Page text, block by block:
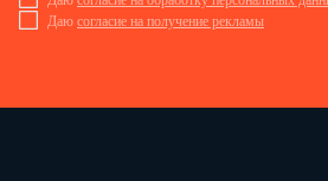
Даю согласие на получение рекламы